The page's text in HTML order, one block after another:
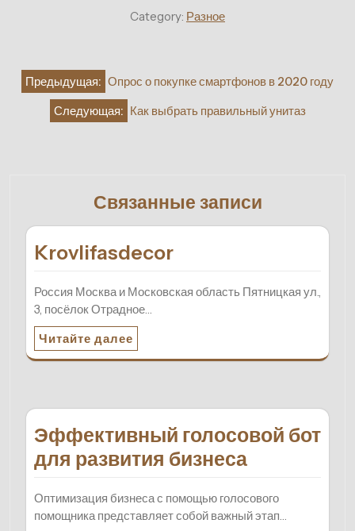
Category: Разное
Навигация
по
записям
Предыдущая: Опрос о покупке смартфонов в 2020 году
Следующая: Как выбрать правильный унитаз
Связанные записи
Krovlifasdecor
Россия Москва и Московская область Пятницкая ул.,
3, посёлок Отрадное…
Читайте далее
Эффективный голосовой бот
для развития бизнеса
Оптимизация бизнеса с помощью голосового
помощника представляет собой важный этап…